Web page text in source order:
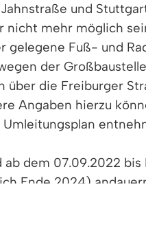
und
nicht mehr möglich
gelegene Fuß- und
der
über die Freiburger
Angaben hierzu
dem 07.09.2022 bis
Ende 2024)